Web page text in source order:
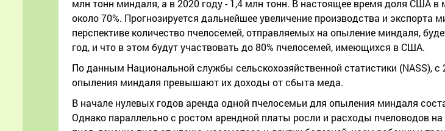
млн тонн миндаля, а в 2020 году - 1,4 млн тонн. В настоящее время доля США
около 70%. Прогнозируется дальнейшее увеличение производства и экспорта
перспективе количество пчелосемей, отправляемых на опыление миндаля,
год, и что в этом будут участвовать до 80% пчелосемей, имеющихся в США.
По данным Национальной службы сельскохозяйственной статистики (NASS),
опыления миндаля превышают их доходы от сбыта меда.
В начале нулевых годов аренда одной пчелосемьи для опыления миндаля
Однако параллельно с ростом арендной платы росли и расходы пчеловодов на